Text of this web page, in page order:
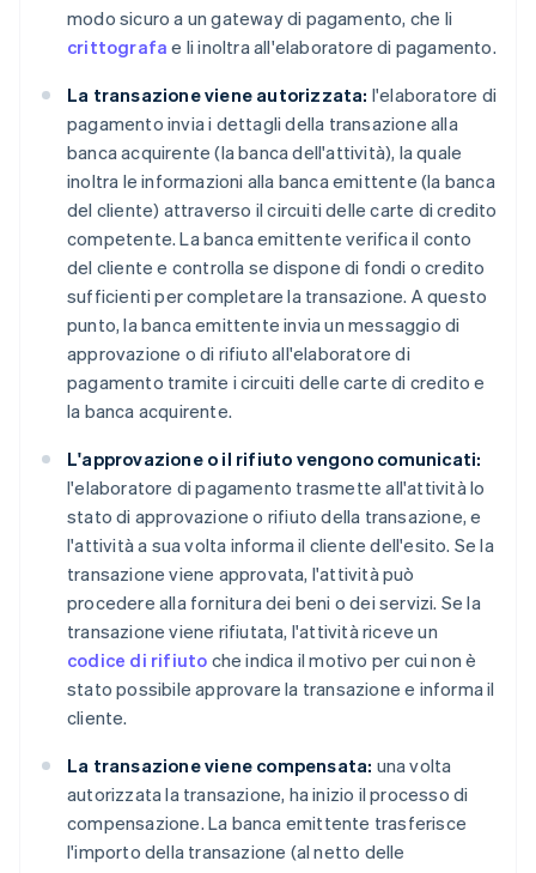
modo sicuro a un gateway di pagamento, che li
crittografa e li inoltra all'elaboratore di pagamento.
La transazione viene autorizzata: l'elaboratore di
pagamento invia i dettagli della transazione alla
banca acquirente (la banca dell'attività), la quale
inoltra le informazioni alla banca emittente (la banca
del cliente) attraverso il circuiti delle carte di credito
competente. La banca emittente verifica il conto
del cliente e controlla se dispone di fondi o credito
sufficienti per completare la transazione. A questo
punto, la banca emittente invia un messaggio di
approvazione o di rifiuto all'elaboratore di
pagamento tramite i circuiti delle carte di credito e
la banca acquirente.
L'approvazione o il rifiuto vengono comunicati:
l'elaboratore di pagamento trasmette all'attività lo
stato di approvazione o rifiuto della transazione, e
l'attività a sua volta informa il cliente dell'esito. Se la
transazione viene approvata, l'attività può
procedere alla fornitura dei beni o dei servizi. Se la
transazione viene rifiutata, l'attività riceve un
codice di rifiuto che indica il motivo per cui non è
stato possibile approvare la transazione e informa il
cliente.
La transazione viene compensata: una volta
autorizzata la transazione, ha inizio il processo di
compensazione. La banca emittente trasferisce
l'importo della transazione (al netto delle